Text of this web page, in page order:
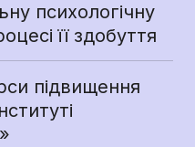
психологічну
її здобуття
підвищення